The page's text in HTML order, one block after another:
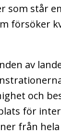
som står
försöker
av
och
för
från